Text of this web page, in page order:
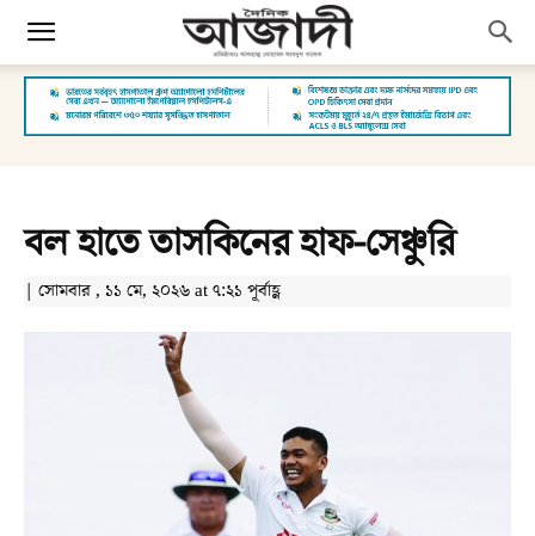
বল হাতে তাসকিনের হাফ-সেঞ্চুরি
| সোমবার , ১১ মে, ২০২৬ at ৭:২১ পূর্বাহ্ণ